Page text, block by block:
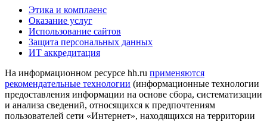
Этика и комплаенс
Оказание услуг
Использование сайтов
Защита персональных данных
ИТ аккредитация
На информационном ресурсе hh.ru применяются
рекомендательные технологии (информационные технологии
предоставления информации на основе сбора, систематизации
и анализа сведений, относящихся к предпочтениям
пользователей сети «Интернет», находящихся на территории